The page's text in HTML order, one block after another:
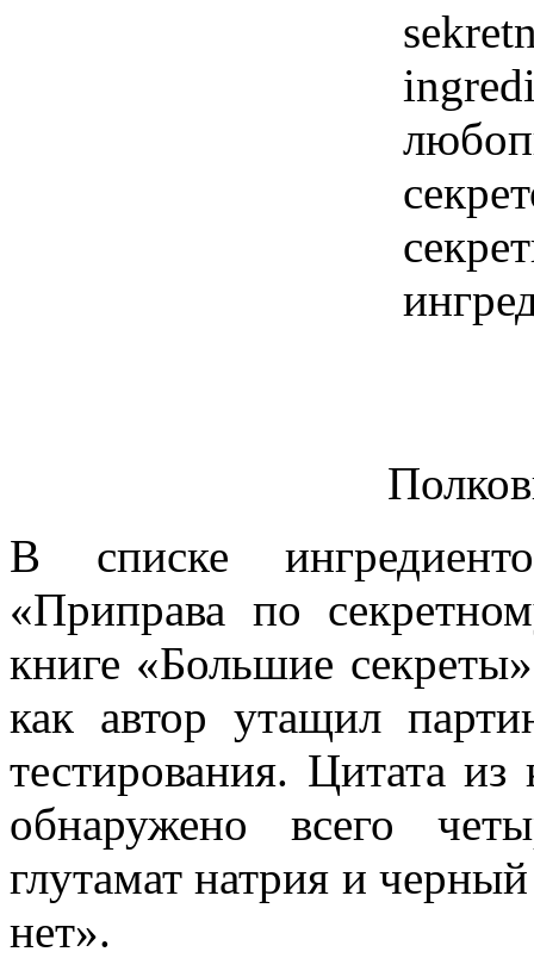
В списке
«Приправа по
книге «Большие
как автор утащил
тестирования. Цитата
обнаружено всего
глутамат натрия и
нет».